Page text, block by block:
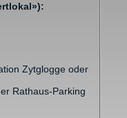
Zytglogge oder
Rathaus-Parking